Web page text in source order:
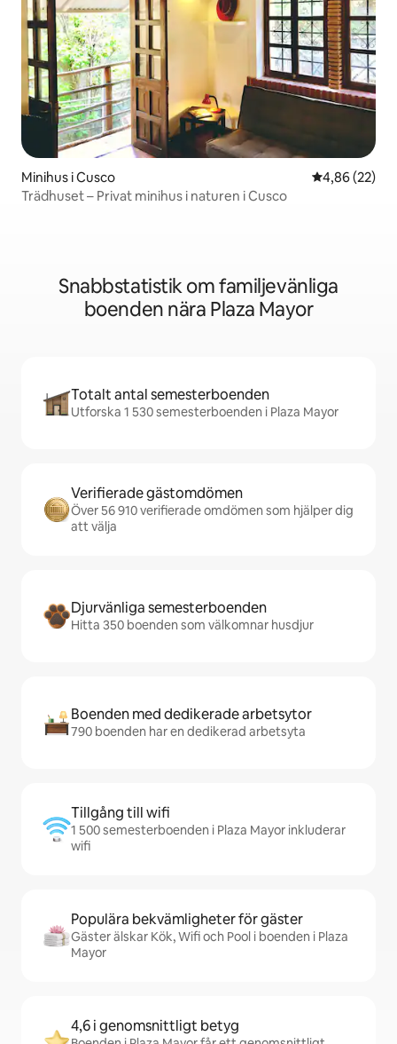
Minihus i Cusco 4,86 av 5 i
4,86 (22)
Trädhuset – Privat minihus i naturen i Cusco
Snabbstatistik om familjevänliga
boenden nära Plaza Mayor
Totalt antal semesterboenden
Utforska 1 530 semesterboenden i Plaza Mayor
Verifierade gästomdömen
Över 56 910 verifierade omdömen som hjälper dig
att välja
Djurvänliga semesterboenden
Hitta 350 boenden som välkomnar husdjur
Boenden med dedikerade arbetsytor
790 boenden har en dedikerad arbetsyta
Tillgång till wifi
1 500 semesterboenden i Plaza Mayor inkluderar
wifi
Populära bekvämligheter för gäster
Gäster älskar Kök, Wifi och Pool i boenden i Plaza
Mayor
4,6 i genomsnittligt betyg